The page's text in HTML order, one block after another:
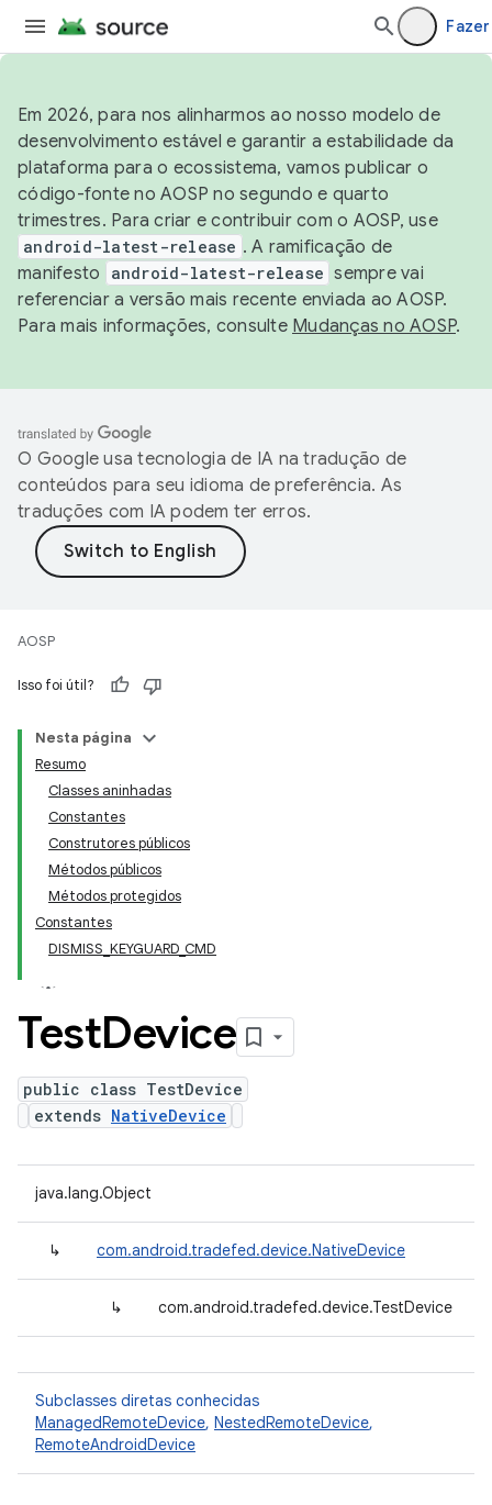
Em 2026, para nos alinharmos ao nosso modelo de
desenvolvimento estável e garantir a estabilidade da
plataforma para o ecossistema, vamos publicar o
código-fonte no AOSP no segundo e quarto
trimestres. Para criar e contribuir com o AOSP, use
android-latest-release . A ramificação de
manifesto
android-latest-release sempre vai
referenciar a versão mais recente enviada ao AOSP.
Para mais informações, consulte Mudanças no AOSP.
O Google usa tecnologia de IA na tradução de
conteúdos para seu idioma de preferência. As
traduções com IA podem ter erros.
AOSP
Isso foi útil?
Nesta página
Resumo
Classes aninhadas
Constantes
Construtores públicos
Métodos públicos
Métodos protegidos
Constantes
DISMISS_KEYGUARD_CMD
TestDevice
public class TestDevice
extends NativeDevice
java.lang.Object
↳ com.android.tradefed.device.NativeDevice
↳ com.android.tradefed.device.TestDevice
Subclasses diretas conhecidas
ManagedRemoteDevice, NestedRemoteDevice,
RemoteAndroidDevice